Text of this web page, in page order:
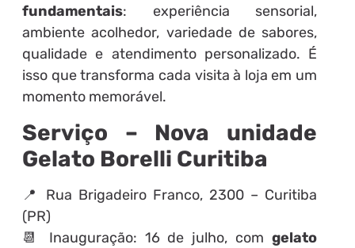
fundamentais: experiência sensorial,
ambiente acolhedor, variedade de sabores,
qualidade e atendimento personalizado. É
isso que transforma cada visita à loja em um
momento memorável.
Serviço – Nova unidade
Gelato Borelli Curitiba
📍 Rua Brigadeiro Franco, 2300 – Curitiba
(PR)
📆 Inauguração: 16 de julho, comgelato